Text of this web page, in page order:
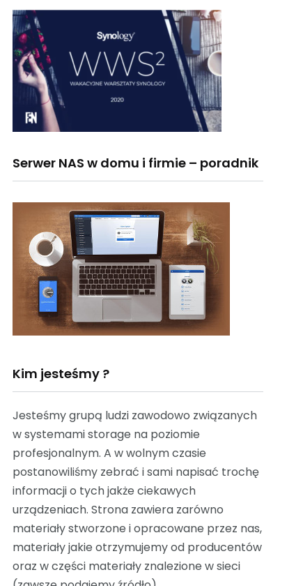
Serwer NAS w domu i firmie – poradnik
Kim jesteśmy ?
Jesteśmy grupą ludzi zawodowo związanych
w systemami storage na poziomie
profesjonalnym. A w wolnym czasie
postanowiliśmy zebrać i sami napisać trochę
informacji o tych jakże ciekawych
urządzeniach. Strona zawiera zarówno
materiały stworzone i opracowane przez nas,
materiały jakie otrzymujemy od producentów
oraz w części materiały znalezione w sieci